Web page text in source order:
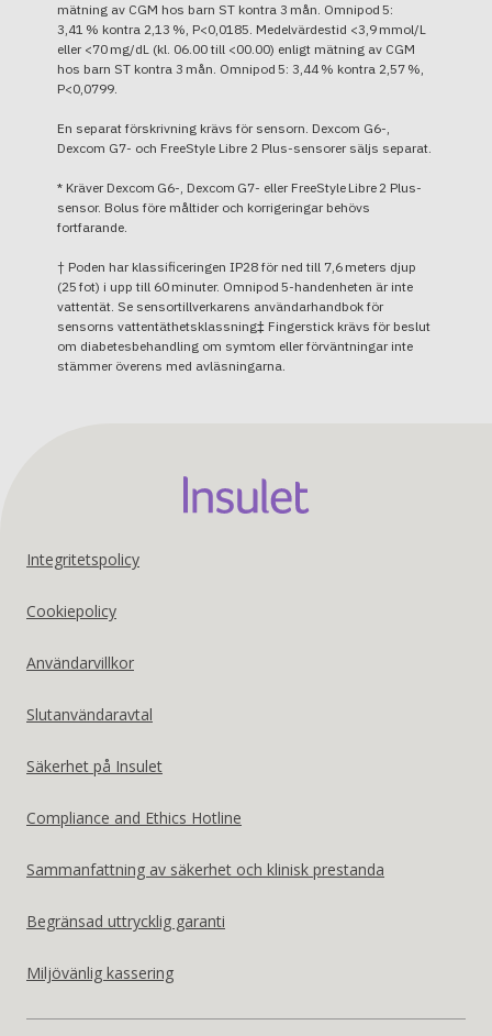
mätning av CGM hos barn ST kontra 3 mån. Omnipod 5:
3,41 % kontra 2,13 %, P<0,0185. Medelvärdestid <3,9 mmol/L
eller <70 mg/dL (kl. 06.00 till <00.00) enligt mätning av CGM
hos barn ST kontra 3 mån. Omnipod 5: 3,44 % kontra 2,57 %,
P<0,0799.
En separat förskrivning krävs för sensorn. Dexcom G6-,
Dexcom G7- och FreeStyle Libre 2 Plus-sensorer säljs separat.
* Kräver Dexcom G6-, Dexcom G7- eller FreeStyle Libre 2 Plus-
sensor. Bolus före måltider och korrigeringar behövs
fortfarande.
† Poden har klassificeringen IP28 för ned till 7,6 meters djup
(25 fot) i upp till 60 minuter. Omnipod 5-handenheten är inte
vattentät. Se sensortillverkarens användarhandbok för
sensorns vattentäthetsklassning‡ Fingerstick krävs för beslut
om diabetesbehandling om symtom eller förväntningar inte
stämmer överens med avläsningarna.
Footer
United
States
Integritetspolicy
Cookiepolicy
Användarvillkor
Slutanvändaravtal
Säkerhet på Insulet
Compliance and Ethics Hotline
Sammanfattning av säkerhet och klinisk prestanda
Begränsad uttrycklig garanti
Miljövänlig kassering